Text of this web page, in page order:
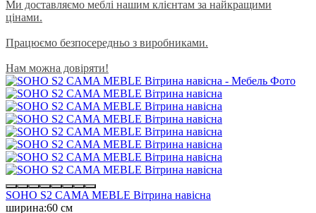
Ми доставляємо меблі нашим клієнтам за найкращими
цінами.
Працюємо безпосередньо з виробниками.
Нам можна довіряти!
SOHO S2 CAMA MEBLE Вітрина навісна
ширина:60 см